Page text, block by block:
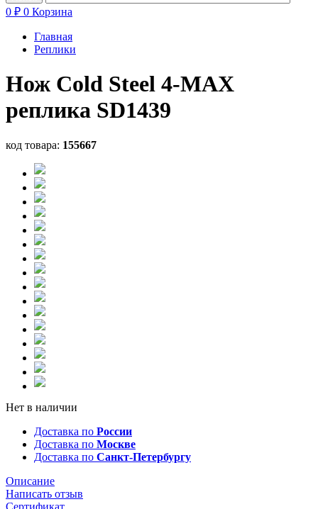
0 ₽ 0 Корзина
Главная
Реплики
Нож Cold Steel 4-MAX
реплика SD1439
код товара: 155667
Нет в наличии
Доставка по России
Доставка по Москве
Доставка по Санкт-Петербургу
Описание
Написать отзыв
Сертификат